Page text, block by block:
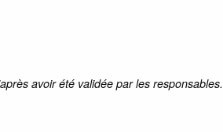
avoir été validée par les responsables.